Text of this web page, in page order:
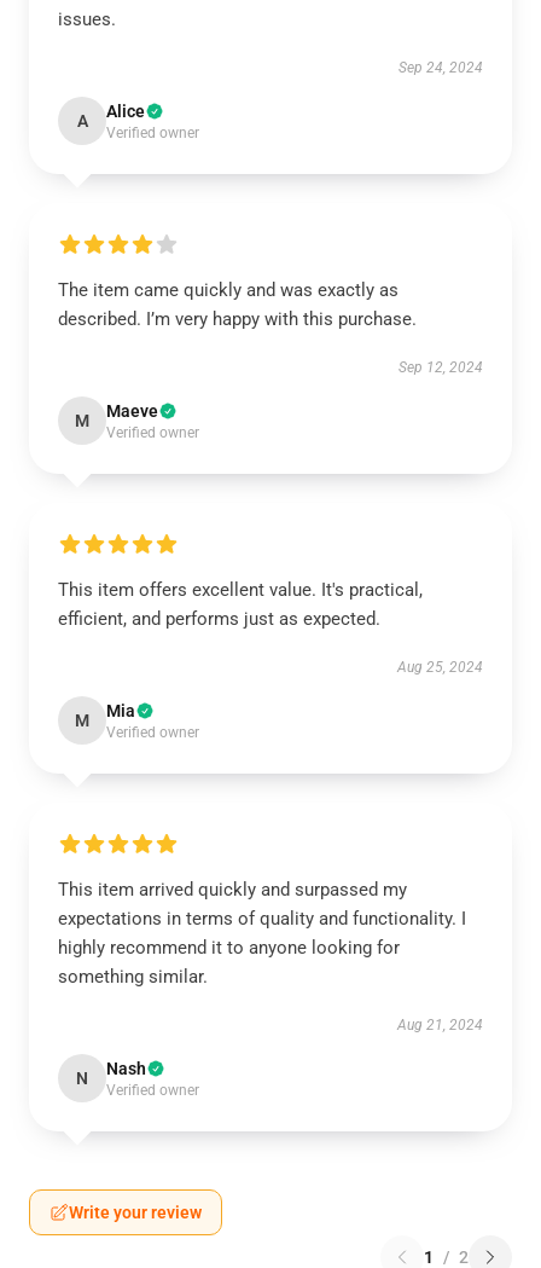
issues.
Sep 24, 2024
A Alice
Verified owner
The item came quickly and was exactly as
described. I’m very happy with this purchase.
Sep 12, 2024
M Maeve
Verified owner
This item offers excellent value. It's practical,
efficient, and performs just as expected.
Aug 25, 2024
M Mia
Verified owner
This item arrived quickly and surpassed my
expectations in terms of quality and functionality. I
highly recommend it to anyone looking for
something similar.
Aug 21, 2024
N Nash
Verified owner
Write your review
1 / 2